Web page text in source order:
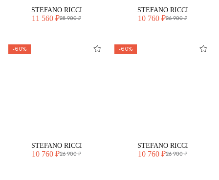
STEFANO RICCI
11 560 ₽28 900 ₽
STEFANO RICCI
10 760 ₽26 900 ₽
-60%
STEFANO RICCI
10 760 ₽26 900 ₽
-60%
STEFANO RICCI
10 760 ₽26 900 ₽